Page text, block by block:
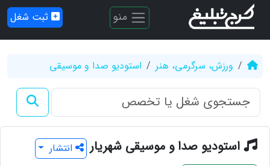
منو ثبت شغل
ورزش، سرگرمی، هنر استودیو صدا و موسیقی
استودیو صدا و موسیقی شهریار
انتشار